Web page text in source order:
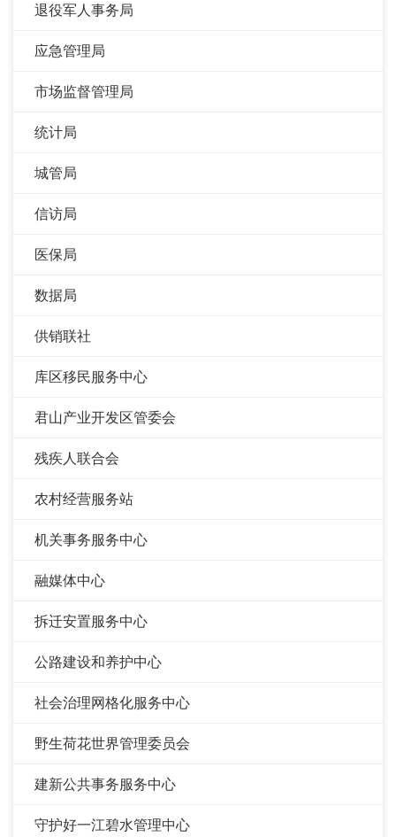
退役军人事务局
应急管理局
市场监督管理局
统计局
城管局
信访局
医保局
数据局
供销联社
库区移民服务中心
君山产业开发区管委会
残疾人联合会
农村经营服务站
机关事务服务中心
融媒体中心
拆迁安置服务中心
公路建设和养护中心
社会治理网格化服务中心
野生荷花世界管理委员会
建新公共事务服务中心
守护好一江碧水管理中心